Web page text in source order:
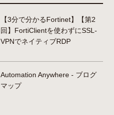
【3分で分かるFortinet】【第2
回】FortiClientを使わずにSSL-
VPNでネイティブRDP
Automation Anywhere - ブログ
マップ